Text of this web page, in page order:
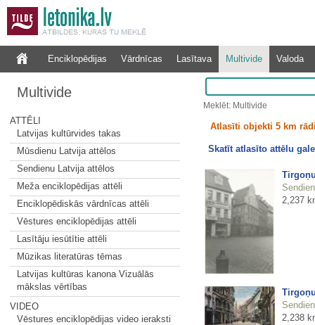
Enciklopēdijas Vārdnīcas Lasītava Multivide Valoda
Multivide
ATTĒLI
Latvijas kultūrvides takas
Mūsdienu Latvija attēlos
Sendienu Latvija attēlos
Meža enciklopēdijas attēli
Enciklopēdiskās vārdnīcas attēli
Vēstures enciklopēdijas attēli
Lasītāju iesūtītie attēli
Mūzikas literatūras tēmas
Latvijas kultūras kanona Vizuālās
mākslas vērtības
VIDEO
Vēstures enciklopēdijas video ieraksti
Meklēt: Multivide
Atlasīti objekti 5 km
Skatīt atlasīto attēlu
2,237
2,238